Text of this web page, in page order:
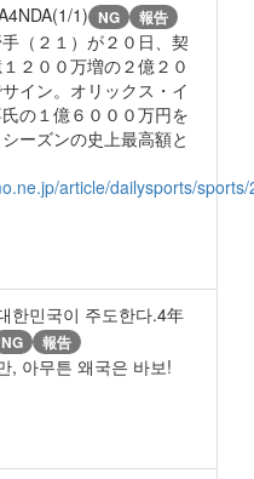
1) NG 報告
（２１）が２０日、契
２００万増の２億２０
イン。オリックス・イ
の１億６０００万円を
ーズンの史上最高額と
article/dailysports/
한민국이 주도한다.4年
NG 報告
, 아무튼 왜국은 바보!